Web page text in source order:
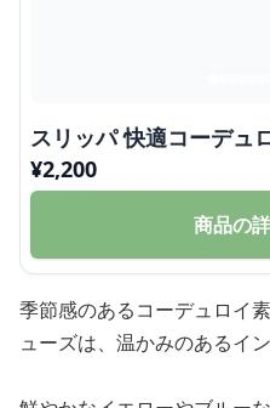
スリッパ 快適コーデュ
¥2,200
商品の
季節感のあるコーデュロイ
ューズは、温かみのあるイ